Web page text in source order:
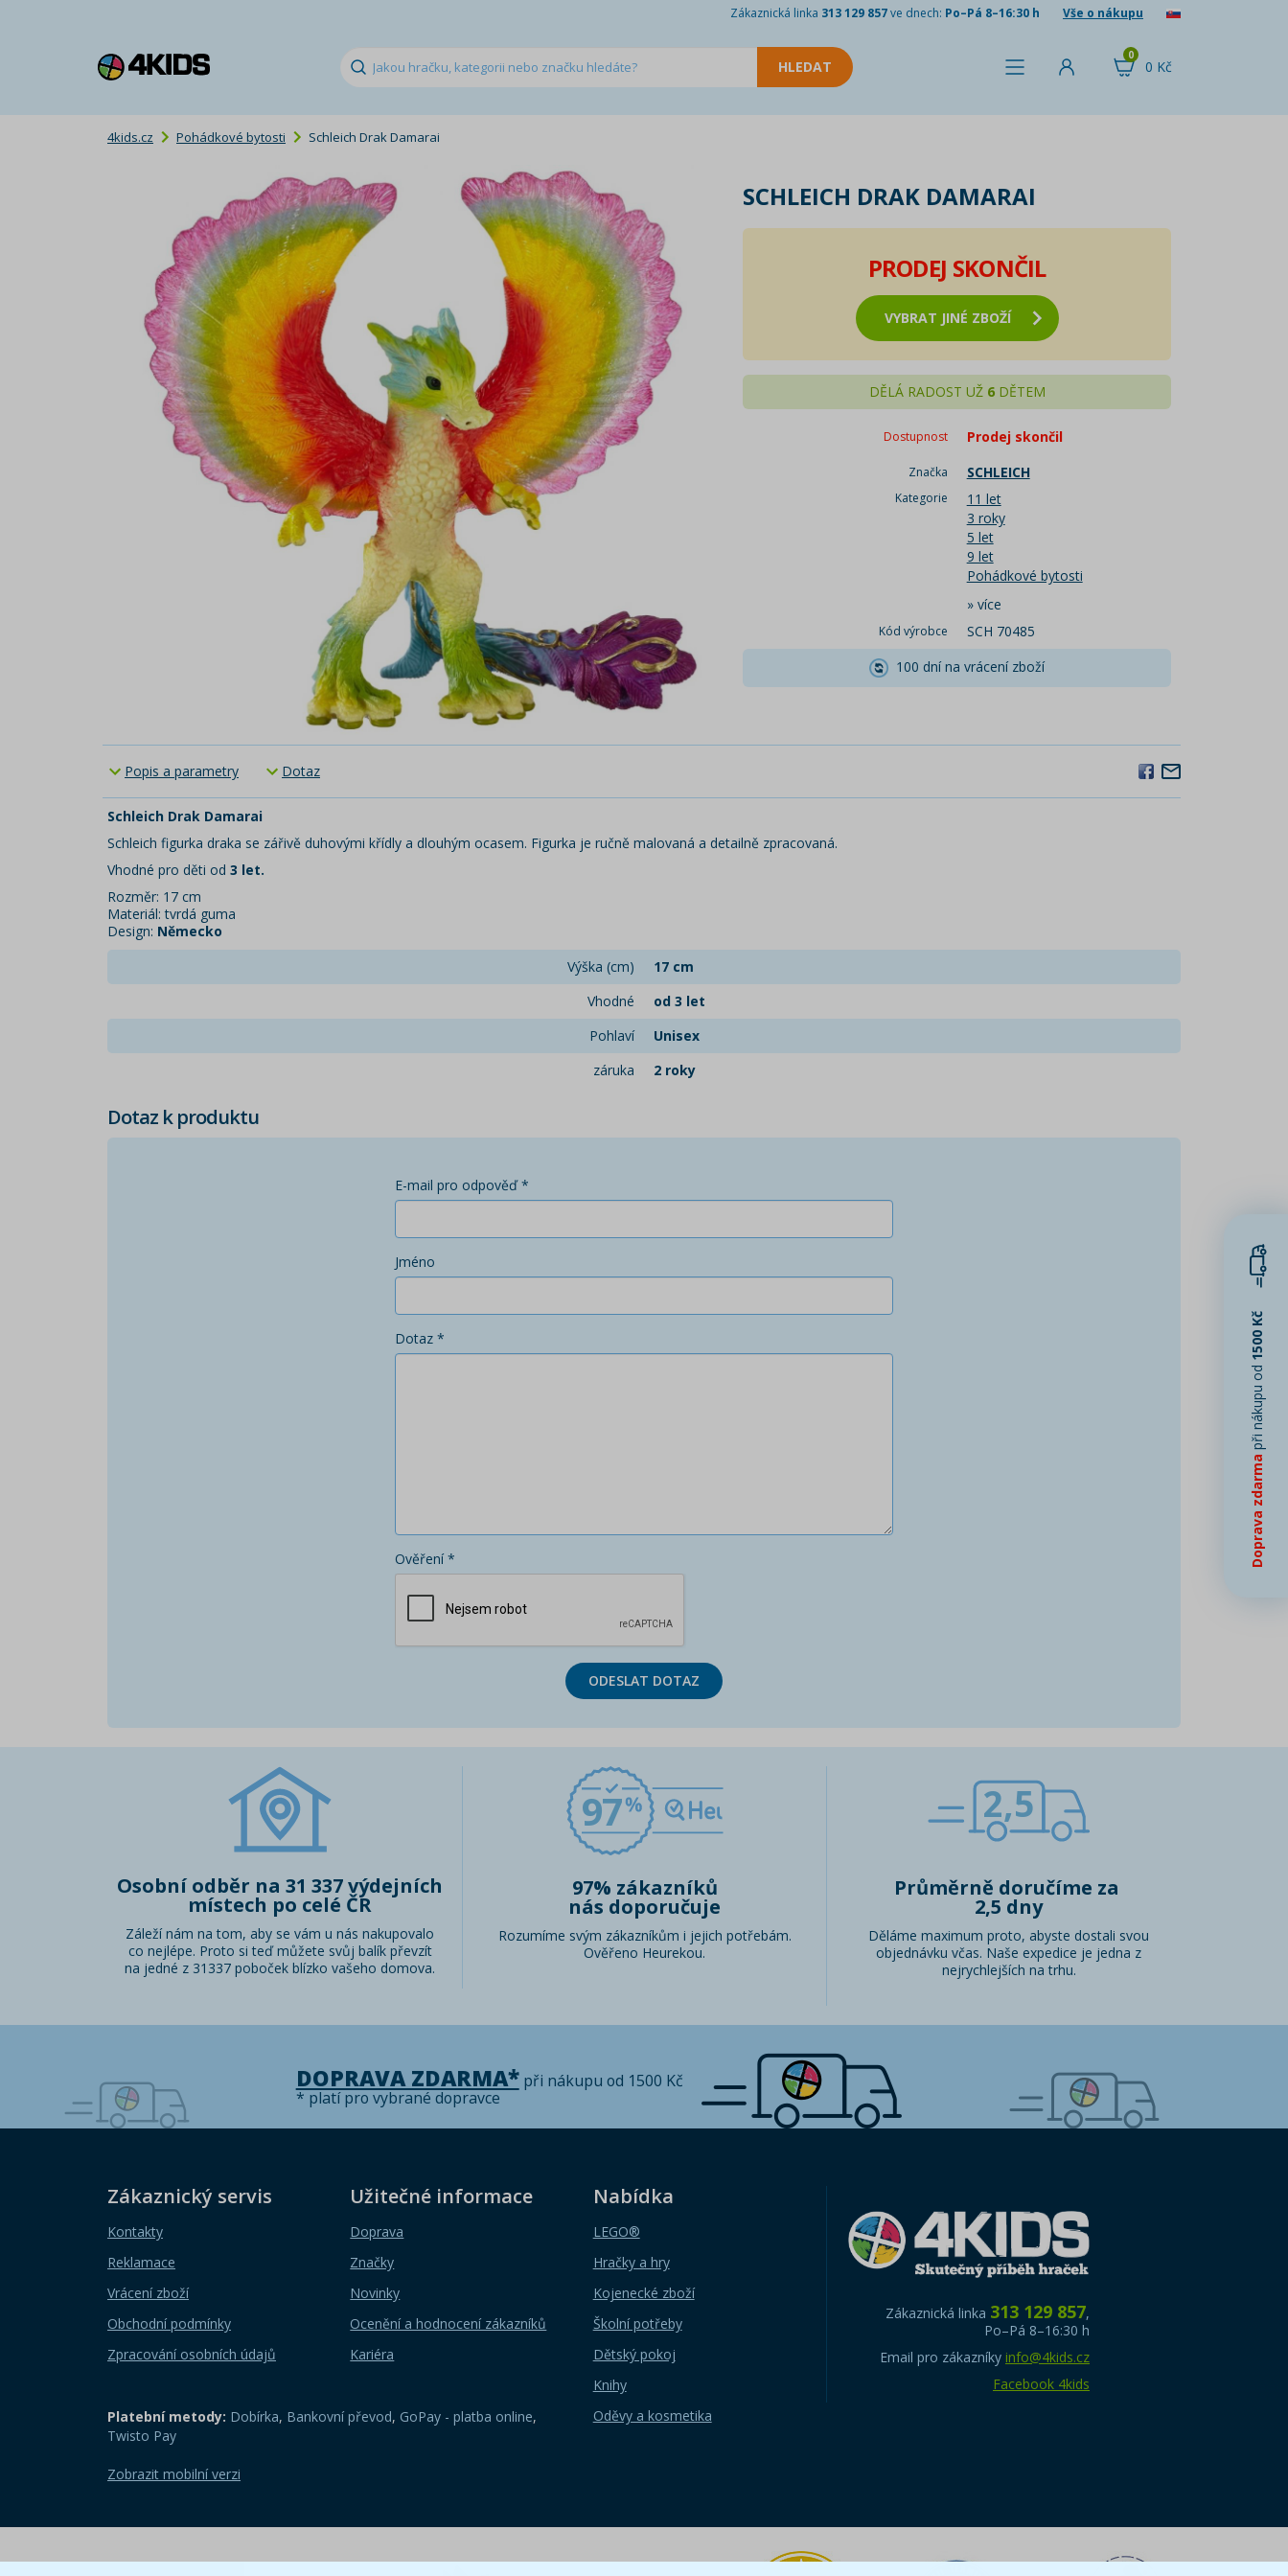
Zákaznická linka 313 129 857ve dnech: Po–Pá 8–16:30 h Vše o nákupu
0 Kč
0
4kids.cz Pohádkové bytosti Schleich Drak Damarai
SCHLEICH DRAK DAMARAI
PRODEJ SKONČIL
VYBRAT JINÉ ZBOŽÍ
DĚLÁ RADOST UŽ 6DĚTEM
Dostupnost Prodej skončil
Značka SCHLEICH
Kategorie
11 let
3 roky
5 let
9 let
Pohádkové bytosti
» více
Kód výrobce
SCH 70485
100 dní na vrácení zboží
Popis a parametry Dotaz
Schleich Drak Damarai
Schleich figurka draka se zářivě duhovými křídly a dlouhým ocasem. Figurka je ručně malovaná a detailně zpracovaná.
Vhodné pro děti od 3 let.
Rozměr: 17 cm
Materiál: tvrdá guma
Design: Německo
Výška (cm)
17 cm
Vhodné
od 3 let
Pohlaví
Unisex
záruka
2 roky
Dotaz k produktu
E-mail pro odpověď *
Jméno
Dotaz *
Ověření *
ODESLAT DOTAZ
Osobní odběr na 31 337 výdejních
místech po celé ČR
Záleží nám na tom, aby se vám u nás nakupovalo
co nejlépe. Proto si teď můžete svůj balík převzít
na jedné z 31337 poboček blízko vašeho domova.
97
97% zákazníků
nás doporučuje
Rozumíme svým zákazníkům i jejich potřebám.
Ověřeno Heurekou.
2,5
Průměrně doručíme za
2,5 dny
Děláme maximum proto, abyste dostali svou
objednávku včas. Naše expedice je jedna z
nejrychlejších na trhu.
DOPRAVA ZDARMA*při nákupu od 1500 Kč
* platí pro vybrané dopravce
Zákaznický servis
Kontakty
Reklamace
Vrácení zboží
Obchodní podmínky
Zpracování osobních údajů
Užitečné informace
Doprava
Značky
Novinky
Ocenění a hodnocení zákazníků
Kariéra
Nabídka
LEGO®
Hračky a hry
Kojenecké zboží
Školní potřeby
Dětský pokoj
Knihy
Oděvy a kosmetika
Platební metody: Dobírka, Bankovní převod, GoPay - platba online,
Twisto Pay
Zobrazit mobilní verzi
Zákaznická linka 313 129 857,
Po–Pá 8–16:30 h
Email pro zákazníky info@4kids.cz
Facebook 4kids
Doprava zdarma
při nákupu od
1500 Kč